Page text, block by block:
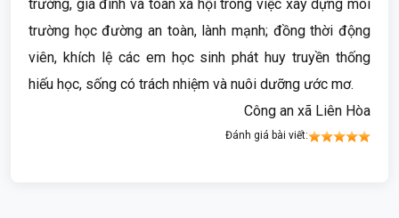
trường, gia đình và toàn xã hội trong việc xây dựng môi
trường học đường an toàn, lành mạnh; đồng thời động
viên, khích lệ các em học sinh phát huy truyền thống
hiếu học, sống có trách nhiệm và nuôi dưỡng ước mơ.
Công an xã Liên Hòa
Đánh giá bài viết: